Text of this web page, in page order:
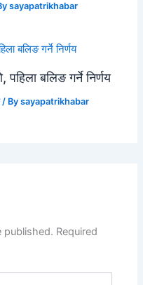
sayapatrikhabar
पहिला बलिङ गर्ने निर्णय
/ Bysayapatrikhabar
published. Required